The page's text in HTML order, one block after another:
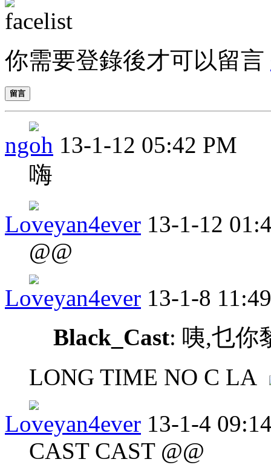
你需要登錄後才可以留言
留言
ngoh 13-1-12 05:42 PM
嗨
Loveyan4ever 13-1-12
@@
Loveyan4ever 13-1-8
Black_Cast: 咦,乜你
LONG TIME NO C LA
Loveyan4ever 13-1-4
CAST CAST @@